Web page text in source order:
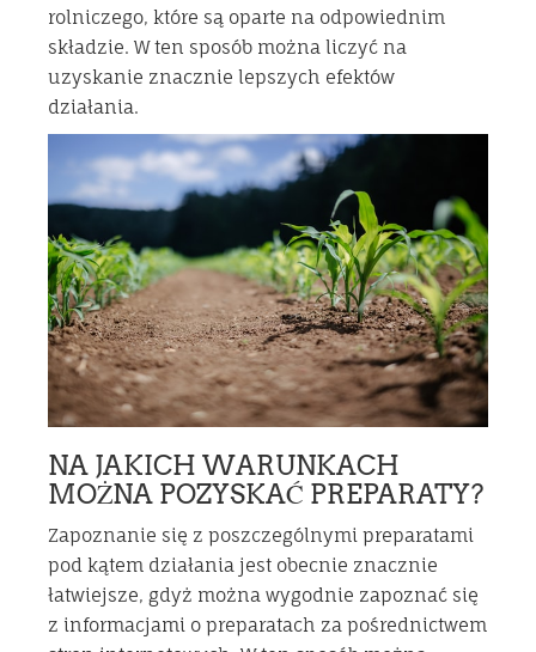
rolniczego, które są oparte na odpowiednim
składzie. W ten sposób można liczyć na
uzyskanie znacznie lepszych efektów
działania.
NA JAKICH WARUNKACH
MOŻNA POZYSKAĆ PREPARATY?
Zapoznanie się z poszczególnymi preparatami
pod kątem działania jest obecnie znacznie
łatwiejsze, gdyż można wygodnie zapoznać się
z informacjami o preparatach za pośrednictwem